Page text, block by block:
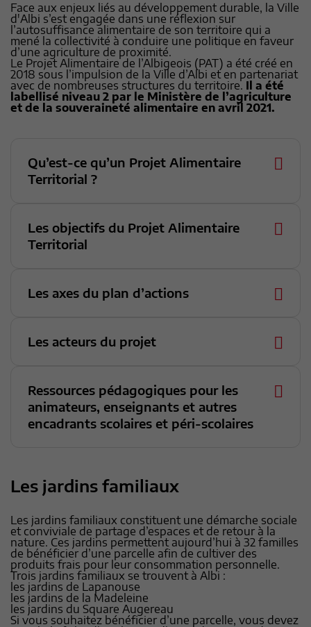
Face aux enjeux liés au développement durable, la Ville
d'Albi s’est engagée dans une réflexion sur
l’autosuffisance alimentaire de son territoire qui a
mené la collectivité à conduire une politique en faveur
d’une agriculture de proximité.
Le Projet Alimentaire de l’Albigeois (PAT) a été créé en
2018 sous l’impulsion de la Ville d’Albi et en partenariat
avec de nombreuses structures du territoire. Il a été
labellisé niveau 2 par le Ministère de l’agriculture
et de la souveraineté alimentaire en avril 2021.
Qu’est-ce qu’un Projet Alimentaire
Territorial ?
Les objectifs du Projet Alimentaire
Territorial
Les axes du plan d’actions
Les acteurs du projet
Ressources pédagogiques pour les
animateurs, enseignants et autres
encadrants scolaires et péri-scolaires
Les jardins familiaux
Les jardins familiaux constituent une démarche sociale
et conviviale de partage d’espaces et de retour à la
nature. Ces jardins permettent aujourd’hui à 32 familles
de bénéficier d’une parcelle afin de cultiver des
produits frais pour leur consommation personnelle.
Trois jardins familiaux se trouvent à Albi :
les jardins de Lapanouse
les jardins de la Madeleine
les jardins du Square Augereau
Si vous souhaitez bénéficier d’une parcelle, vous devez